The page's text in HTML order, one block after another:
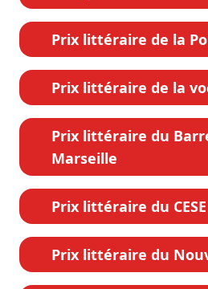
Prix littéraire de la
Prix littéraire de la
Prix littéraire du
Marseille
Prix littéraire du CESE
Prix littéraire du